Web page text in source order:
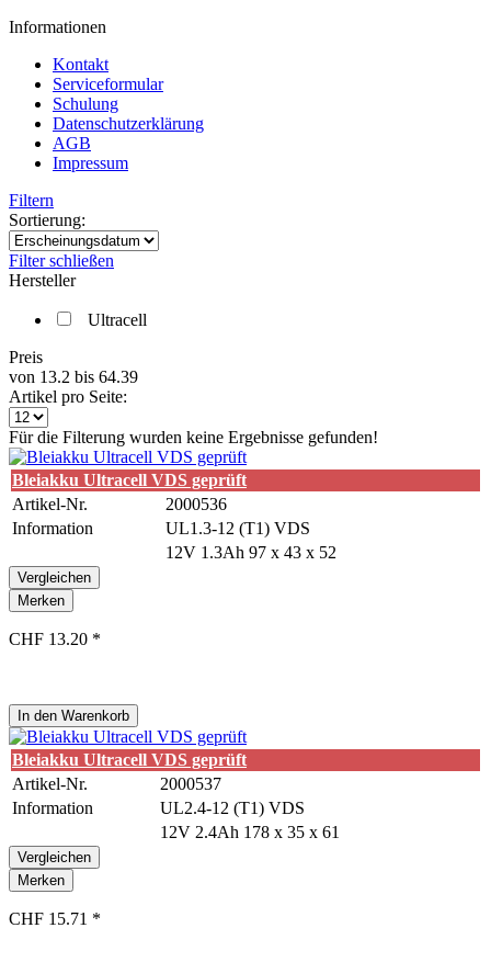
Informationen
Kontakt
Serviceformular
Schulung
Datenschutzerklärung
AGB
Impressum
Filtern
Sortierung:
Filter schließen
Hersteller
Ultracell
Preis
von 13.2 bis 64.39
Artikel pro Seite:
Für die Filterung wurden keine Ergebnisse gefunden!
Bleiakku Ultracell VDS geprüft
Artikel-Nr.
2000536
Information
UL1.3-12 (T1) VDS
12V 1.3Ah 97 x 43 x 52
Vergleichen
Merken
CHF 13.20 *
In den Warenkorb
Bleiakku Ultracell VDS geprüft
Artikel-Nr.
2000537
Information
UL2.4-12 (T1) VDS
12V 2.4Ah 178 x 35 x 61
Vergleichen
Merken
CHF 15.71 *